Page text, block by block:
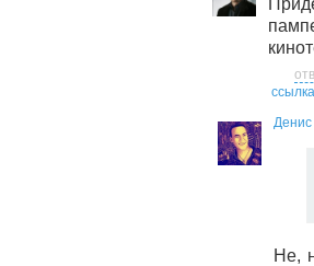
ссылка
Не,